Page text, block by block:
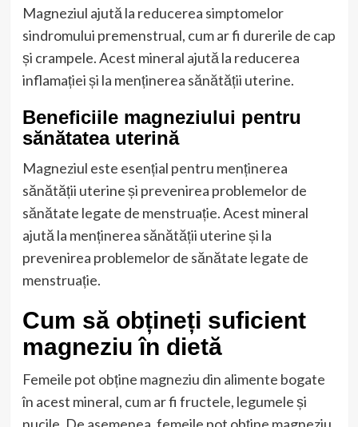
Magneziul ajută la reducerea simptomelor
sindromului premenstrual, cum ar fi durerile de cap
și crampele. Acest mineral ajută la reducerea
inflamației și la menținerea sănătății uterine.
Beneficiile magneziului pentru
sănătatea uterină
Magneziul este esențial pentru menținerea
sănătății uterine și prevenirea problemelor de
sănătate legate de menstruație. Acest mineral
ajută la menținerea sănătății uterine și la
prevenirea problemelor de sănătate legate de
menstruație.
Cum să obțineți suficient
magneziu în dietă
Femeile pot obține magneziu din alimente bogate
în acest mineral, cum ar fi fructele, legumele și